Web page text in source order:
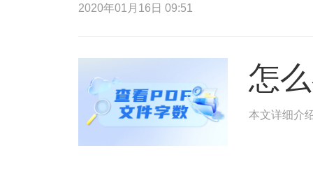
2020年01月16日 09:51
怎
本文详细介